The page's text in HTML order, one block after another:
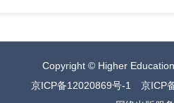
Copyright © Higher
京ICP备12020869号-1
京ICP